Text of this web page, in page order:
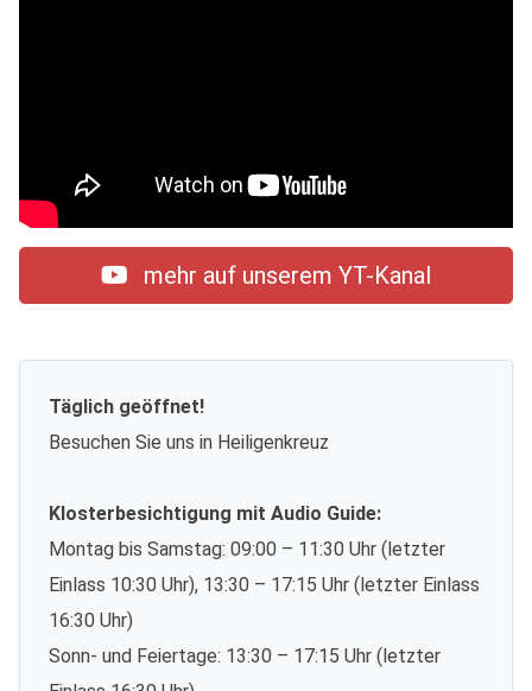
mehr auf unserem YT-Kanal
Täglich geöffnet!
Besuchen Sie uns in Heiligenkreuz
Klosterbesichtigung mit Audio Guide:
Montag bis Samstag: 09:00 – 11:30 Uhr (letzter
Einlass 10:30 Uhr), 13:30 – 17:15 Uhr (letzter Einlass
16:30 Uhr)
Sonn- und Feiertage: 13:30 – 17:15 Uhr (letzter